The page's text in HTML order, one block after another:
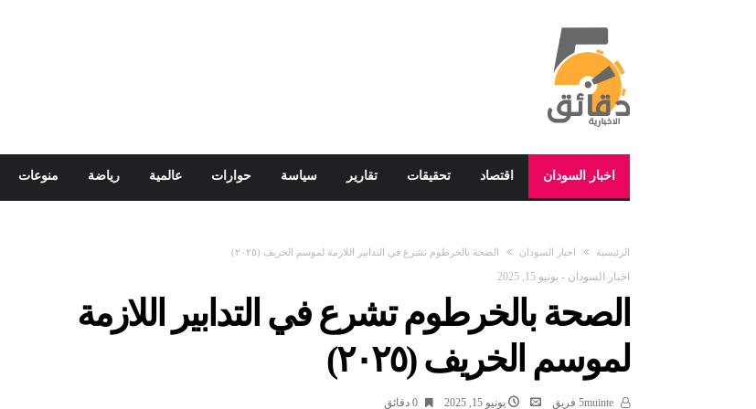
اخبار السودان اقتصاد تحقيقات تقارير سياسة حوارات عالمية رياضة منوعات
‫الرئيسية‬ اخبار السودان الصحة بالخرطوم تشرع في التدابير اللازمة لموسم الخريف (٢٠٢٥)
اخبار السودان - يونيو 15, 2025
الصحة بالخرطوم تشرع في التدابير اللازمة
لموسم الخريف (٢٠٢٥)
يونيو 15, 2025 0 ‫دقائق‬